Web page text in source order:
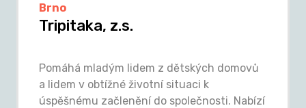
Brno
Tripitaka, z.s.
Pomáhá mladým lidem z dětských domovů
a lidem v obtížné životní situaci k
úspěšnému začlenění do společnosti. Nabízí